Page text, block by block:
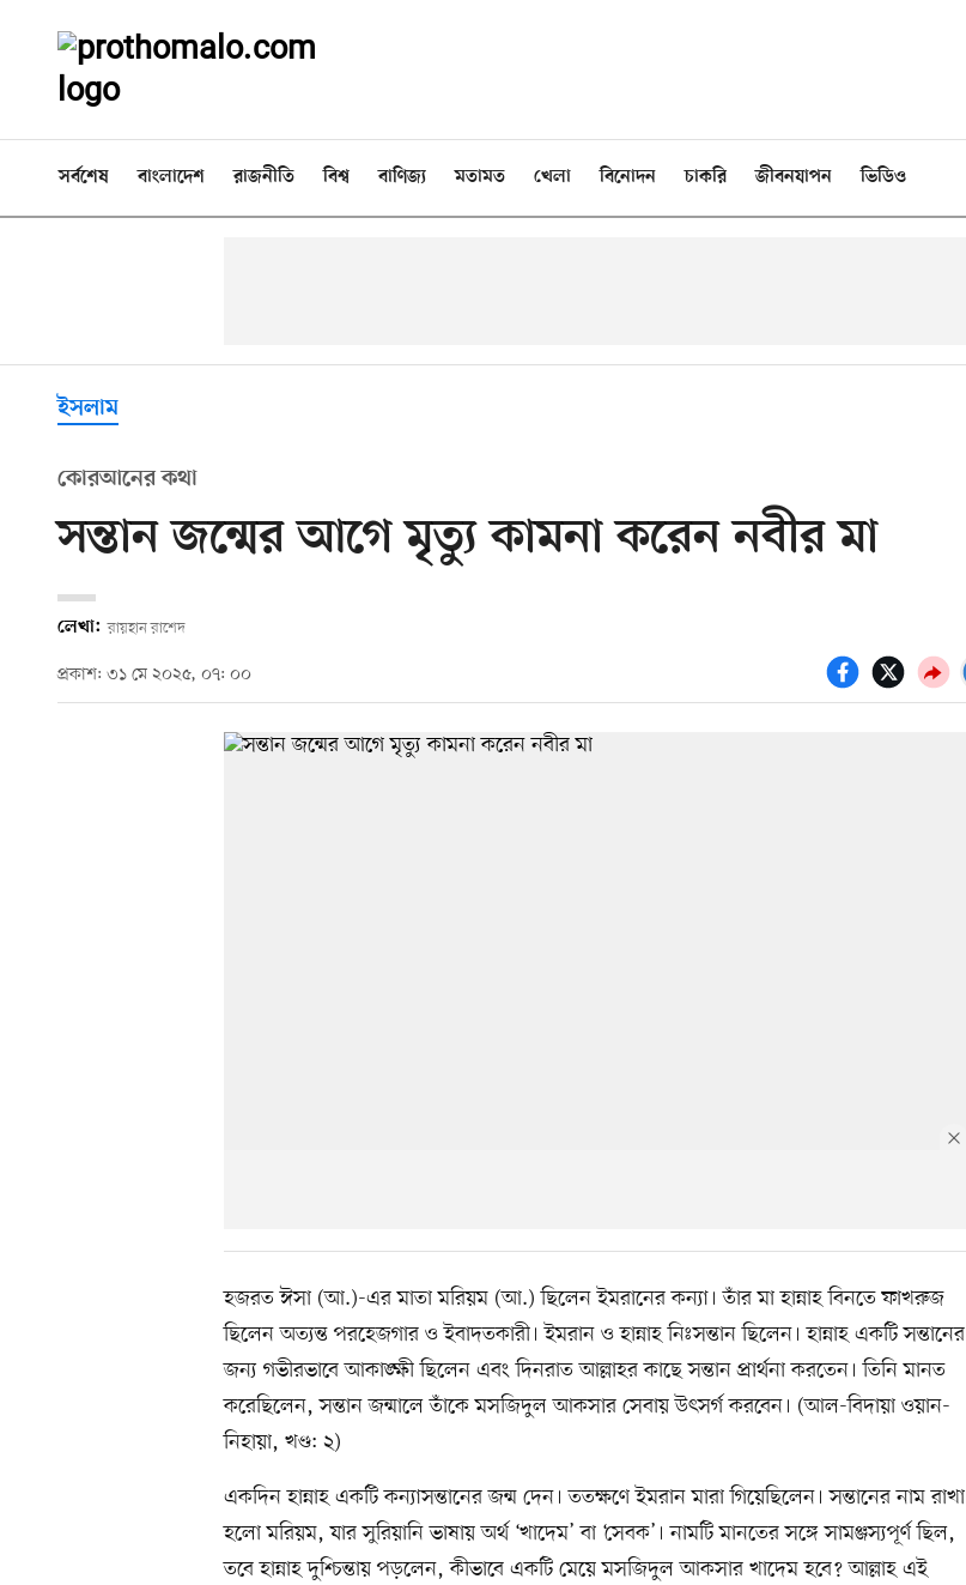
সর্বশেষ বাংলাদেশ রাজনীতি বিশ্ব বাণিজ্য মতামত খেলা বিনোদন চাকরি জীবনযাপন ভিডিও
ইসলাম
কোরআনের কথা
সন্তান জন্মের আগে মৃত্যু কামনা করেন নবীর মা
লেখা: রায়হান রাশেদ
প্রকাশ: ৩১ মে ২০২৫, ০৭: ০০
হজরত ঈসা (আ.)-এর মাতা মরিয়ম (আ.) ছিলেন ইমরানের কন্যা। তাঁর মা হান্নাহ বিনতে ফাখরুজ
ছিলেন অত্যন্ত পরহেজগার ও ইবাদতকারী। ইমরান ও হান্নাহ নিঃসন্তান ছিলেন। হান্নাহ একটি সন্তানের
জন্য গভীরভাবে আকাঙ্ক্ষী ছিলেন এবং দিনরাত আল্লাহর কাছে সন্তান প্রার্থনা করতেন। তিনি মানত
করেছিলেন, সন্তান জন্মালে তাঁকে মসজিদুল আকসার সেবায় উৎসর্গ করবেন। (আল-বিদায়া ওয়ান-
নিহায়া, খণ্ড: ২)
একদিন হান্নাহ একটি কন্যাসন্তানের জন্ম দেন। ততক্ষণে ইমরান মারা গিয়েছিলেন। সন্তানের নাম রাখা
হলো মরিয়ম, যার সুরিয়ানি ভাষায় অর্থ ‘খাদেম’ বা ‘সেবক’। নামটি মানতের সঙ্গে সামঞ্জস্যপূর্ণ ছিল,
তবে হান্নাহ দুশ্চিন্তায় পড়লেন, কীভাবে একটি মেয়ে মসজিদুল আকসার খাদেম হবে? আল্লাহ এই